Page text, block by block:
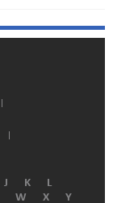
J K
L
W X Y